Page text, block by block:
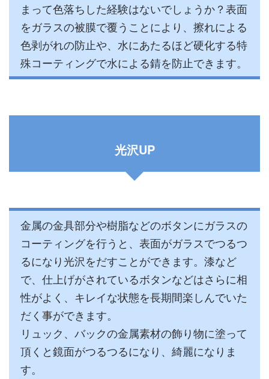
まって色落ちした経験はないでしょうか？表面
をガラスの被膜で覆うことにより、擦れによる
色剥がれの防止や、水にあたるほど硬化する特
殊コーティングで水による錆を防止できます。
光沢UP
金属の金具部分や樹脂などのボタンにガラスの
コーティングを行うと、表面がガラスでつるつ
るになり光沢をだすことができます。漆など
で、仕上げがされているボタンなどはさらに相
性がよく、キレイな状態を長期間楽しんでいた
だく事ができます。
リュック、バックの金属素材の飾り物に塗って
頂くと鏡面がつるつるになり、綺麗になりま
す。